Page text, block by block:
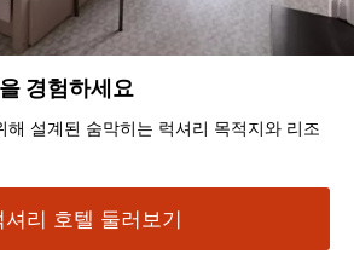
경험하세요
해 설계된 숨막히는 럭셔리 목적지와 리조
셔리 호텔 둘러보기